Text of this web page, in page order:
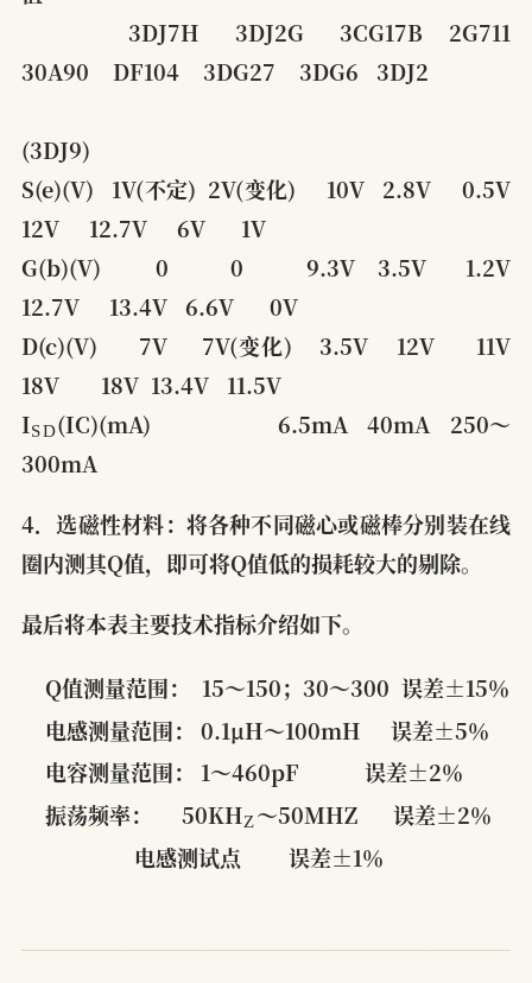
3DJ7H    3DJ2G    3CG17B   2G711
30A90    DF104    3DG27    3DG6   3DJ2
(3DJ9)
S(e)(V)   1V(不定)  2V(变化)     10V   2.8V     0.5V
12V     12.7V     6V      1V
G(b)(V)       0        0        9.3V   3.5V     1.2V
12.7V     13.4V   6.6V      0V
D(c)(V)      7V     7V(变化)    3.5V    12V      11V
18V       18V  13.4V   11.5V
IS D(IC)(mA)                    6.5mA   40mA   250～
300mA
4．选磁性材料：将各种不同磁心或磁棒分别装在线
圈内测其Q值，即可将Q值低的损耗较大的剔除。
最后将本表主要技术指标介绍如下。
Q值测量范围：  15～150；30～300  误差±15％
电感测量范围： 0.1μH～100mH     误差±5％
电容测量范围： 1～460pF           误差±2％
振荡频率：     50KH ～50MHZ      误差±2％
电感测试点        误差±1％